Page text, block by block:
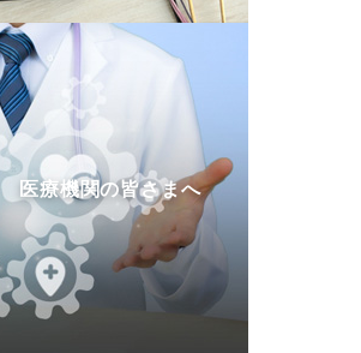
医療機関の皆さまへ